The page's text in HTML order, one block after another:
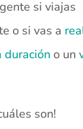
si viajas
o si vas a
duración o un
son!